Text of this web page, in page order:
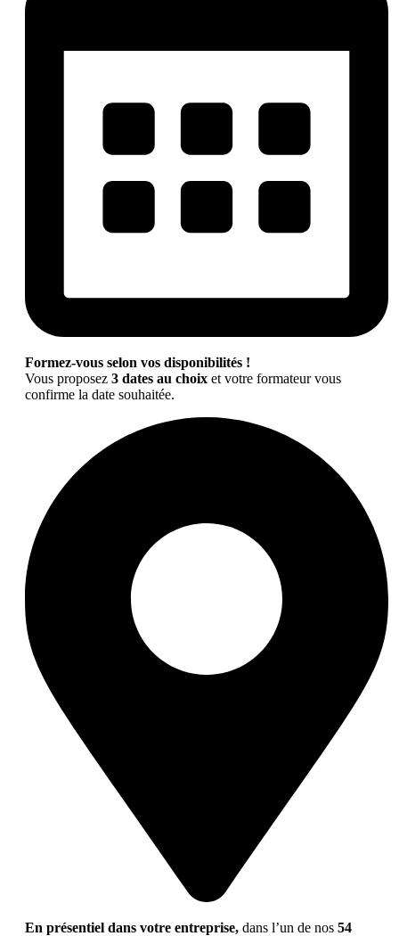
Formez-vous selon vos disponibilités !
Vous proposez 3 dates au choix et votre formateur vous
confirme la date souhaitée.
En présentiel dans votre entreprise, dans l’un de nos 54